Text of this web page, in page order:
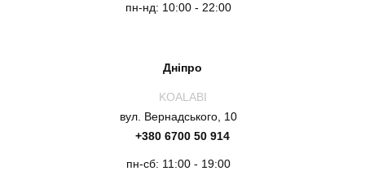
пн-нд: 10:00 - 22:00
Дніпро
KOALABI
вул. Вернадського, 10
+380 6700 50 914
пн-сб: 11:00 - 19:00